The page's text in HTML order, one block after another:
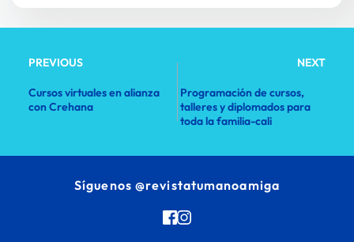
PREVIOUS NEXT
Cursos virtuales en alianza
con Crehana
Programación de cursos,
talleres y diplomados para
toda la familia-cali
Síguenos @revistatumanoamiga